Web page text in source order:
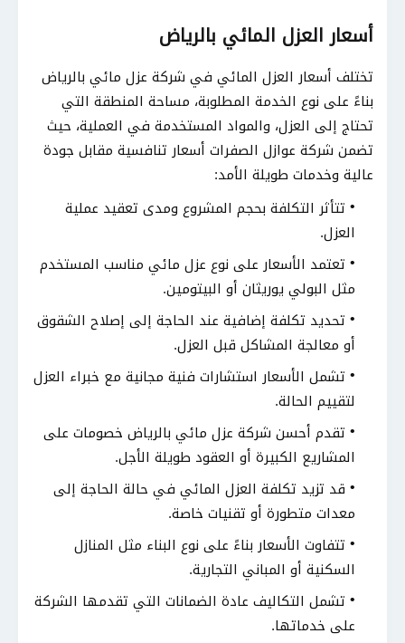
أسعار العزل المائي بالرياض
تختلف أسعار العزل المائي في شركة عزل مائي بالرياض
بناءً على نوع الخدمة المطلوبة، مساحة المنطقة التي
تحتاج إلى العزل، والمواد المستخدمة في العملية، حيث
تضمن شركة عوازل الصفرات أسعار تنافسية مقابل جودة
عالية وخدمات طويلة الأمد:
تتأثر التكلفة بحجم المشروع ومدى تعقيد عملية
العزل.
تعتمد الأسعار على نوع عزل مائي مناسب المستخدم
مثل البولي يوريثان أو البيتومين.
تحديد تكلفة إضافية عند الحاجة إلى إصلاح الشقوق
أو معالجة المشاكل قبل العزل.
تشمل الأسعار استشارات فنية مجانية مع خبراء العزل
لتقييم الحالة.
تقدم أحسن شركة عزل مائي بالرياض خصومات على
المشاريع الكبيرة أو العقود طويلة الأجل.
قد تزيد تكلفة العزل المائي في حالة الحاجة إلى
معدات متطورة أو تقنيات خاصة.
تتفاوت الأسعار بناءً على نوع البناء مثل المنازل
السكنية أو المباني التجارية.
تشمل التكاليف عادة الضمانات التي تقدمها الشركة
على خدماتها.